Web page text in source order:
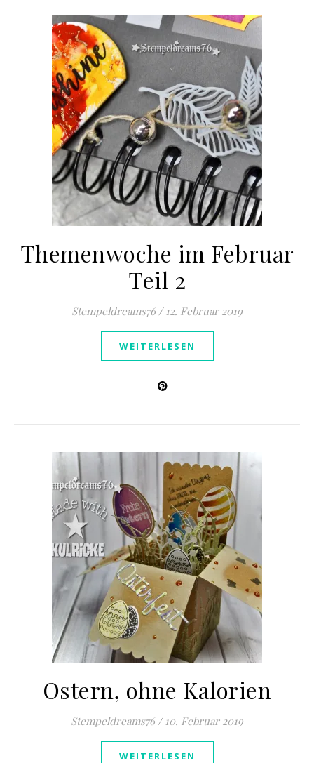
Themenwoche im Februar
Teil 2
Stempeldreams76 / 12. Februar 2019
WEITERLESEN
Ostern, ohne Kalorien
Stempeldreams76 / 10. Februar 2019
WEITERLESEN